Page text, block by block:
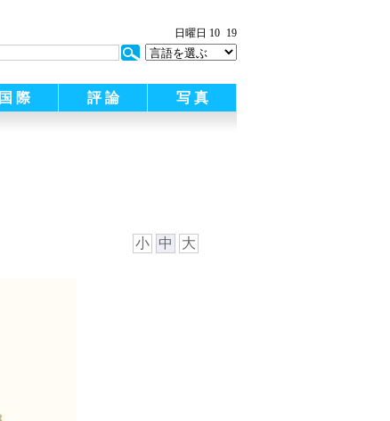
日曜日 10 19
国 際 評 論 写 真
小 中 大